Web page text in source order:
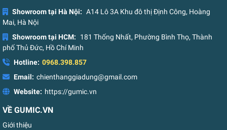
Showroom tại Hà Nội: A14 Lô 3A Khu đô thị Định Công, Hoàng
Mai, Hà Nội
Showroom tại HCM:
181 Thống Nhất, Phường Bình Thọ, Thành
phố Thủ Đức, Hồ Chí Minh
Hotline: 0968.398.857
Email: chienthanggiadung@gmail.com
Website: https://gumic.vn
VỀ GUMIC.VN
Giới thiệu